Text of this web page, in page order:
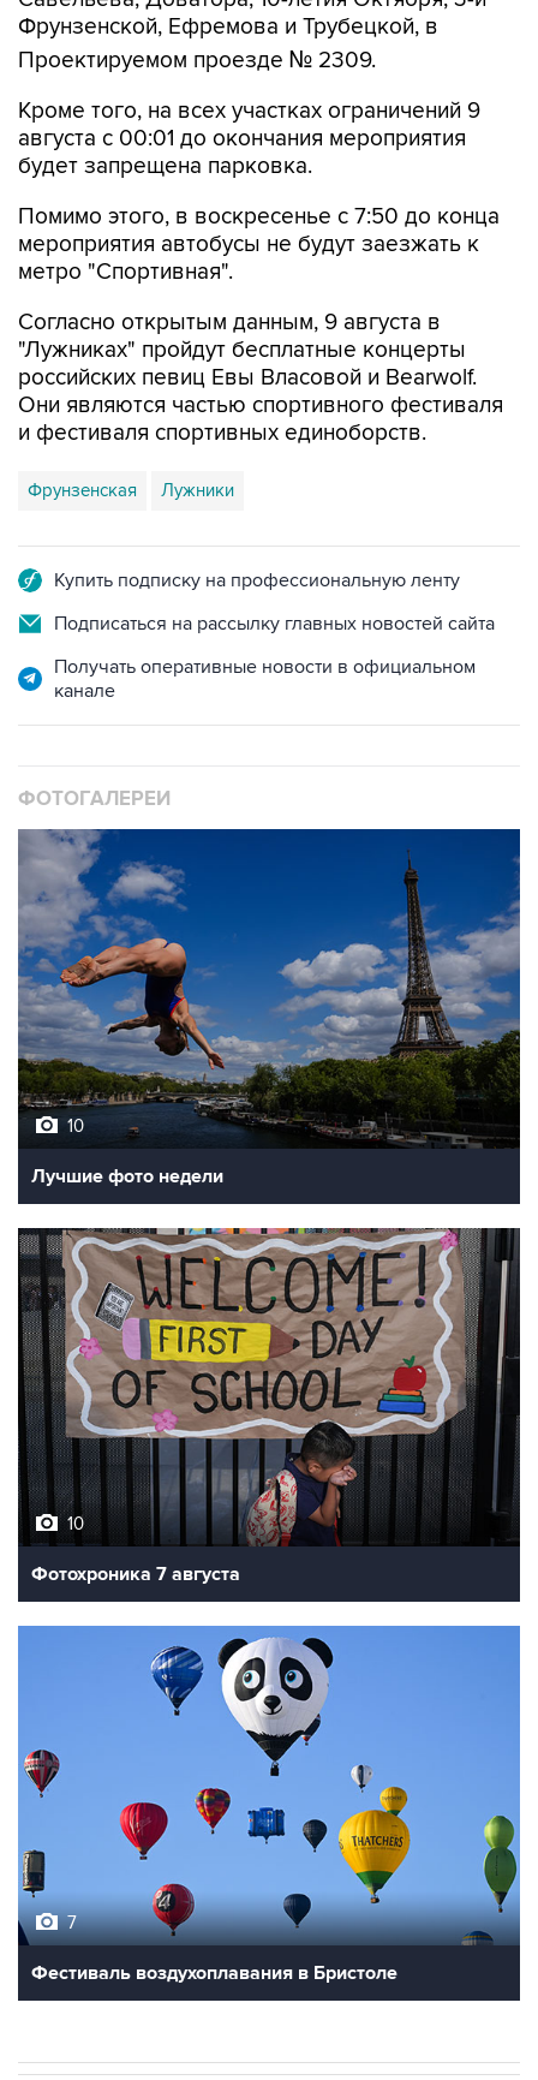
Фрунзенской, Ефремова и Трубецкой, в
Проектируемом проезде № 2309.
Кроме того, на всех участках ограничений 9
августа с 00:01 до окончания мероприятия
будет запрещена парковка.
Помимо этого, в воскресенье с 7:50 до конца
мероприятия автобусы не будут заезжать к
метро "Спортивная".
Согласно открытым данным, 9 августа в
"Лужниках" пройдут бесплатные концерты
российских певиц Евы Власовой и Bearwolf.
Они являются частью спортивного фестиваля
и фестиваля спортивных единоборств.
Фрунзенская Лужники
Купить подписку на профессиональную ленту
Подписаться на рассылку главных новостей сайта
Получать оперативные новости в официальном
канале
ФОТОГАЛЕРЕИ
10
Лучшие фото недели
10
Фотохроника 7 августа
7
Фестиваль воздухоплавания в Бристоле